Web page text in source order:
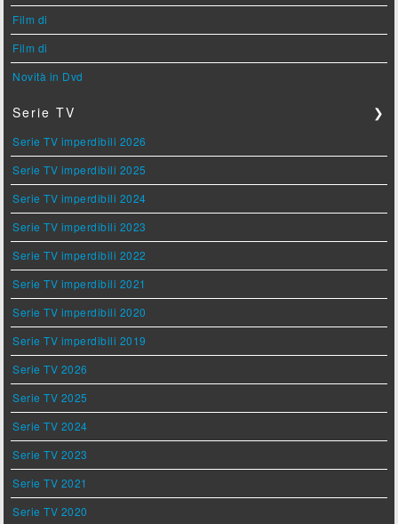
Film di
Film di
Novità in Dvd
Serie TV ❯
Serie TV imperdibili 2026
Serie TV imperdibili 2025
Serie TV imperdibili 2024
Serie TV imperdibili 2023
Serie TV imperdibili 2022
Serie TV imperdibili 2021
Serie TV imperdibili 2020
Serie TV imperdibili 2019
Serie TV 2026
Serie TV 2025
Serie TV 2024
Serie TV 2023
Serie TV 2021
Serie TV 2020